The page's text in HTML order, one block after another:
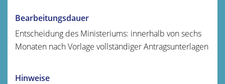
Bearbeitungsdauer
Entscheidung des Ministeriums: innerhalb von sechs
Monaten nach Vorlage vollständiger Antragsunterlagen
Hinweise